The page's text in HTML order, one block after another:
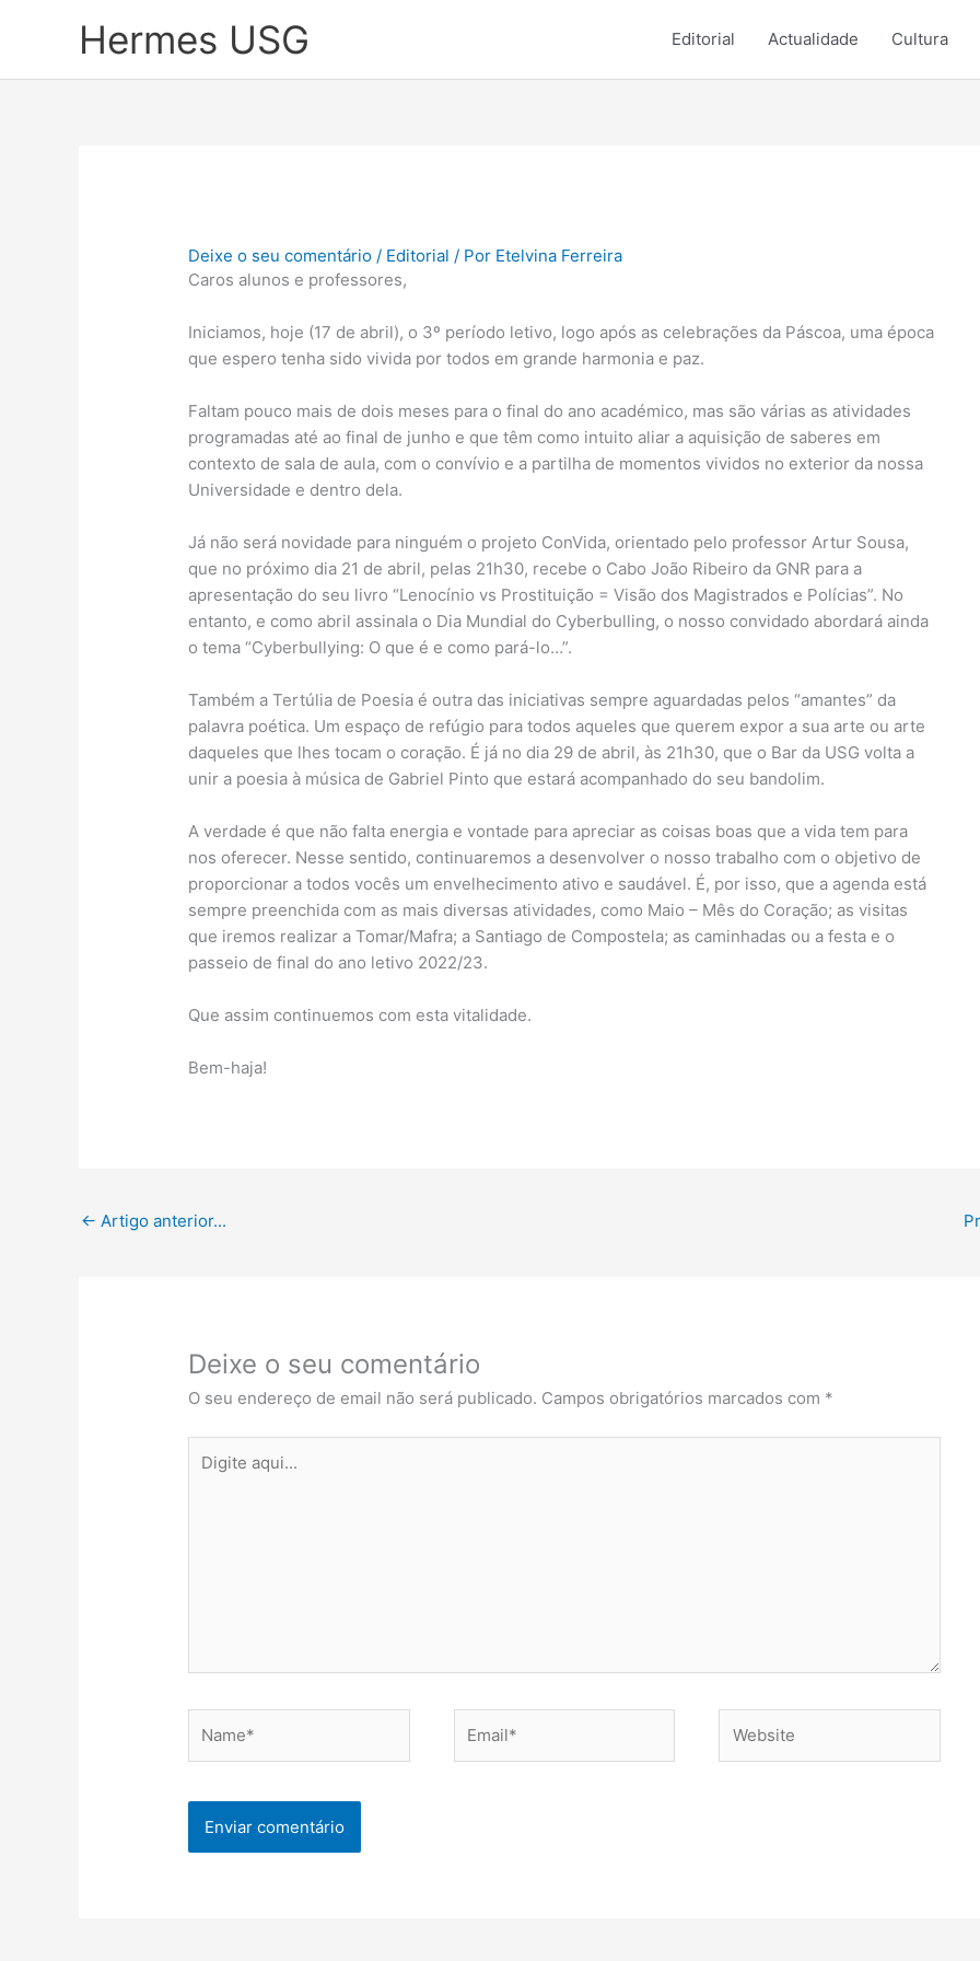
Hermes USG Editorial Actualidade Cultura
Deixe o seu comentário / Editorial / Por Etelvina Ferreira
Caros alunos e professores,
Iniciamos, hoje (17 de abril), o 3º período letivo, logo após as celebrações da Páscoa, uma época
que espero tenha sido vivida por todos em grande harmonia e paz.
Faltam pouco mais de dois meses para o final do ano académico, mas são várias as atividades
programadas até ao final de junho e que têm como intuito aliar a aquisição de saberes em
contexto de sala de aula, com o convívio e a partilha de momentos vividos no exterior da nossa
Universidade e dentro dela.
Já não será novidade para ninguém o projeto ConVida, orientado pelo professor Artur Sousa,
que no próximo dia 21 de abril, pelas 21h30, recebe o Cabo João Ribeiro da GNR para a
apresentação do seu livro “Lenocínio vs Prostituição = Visão dos Magistrados e Polícias”. No
entanto, e como abril assinala o Dia Mundial do Cyberbulling, o nosso convidado abordará ainda
o tema “Cyberbullying: O que é e como pará-lo…”.
Também a Tertúlia de Poesia é outra das iniciativas sempre aguardadas pelos “amantes” da
palavra poética. Um espaço de refúgio para todos aqueles que querem expor a sua arte ou arte
daqueles que lhes tocam o coração. É já no dia 29 de abril, às 21h30, que o Bar da USG volta a
unir a poesia à música de Gabriel Pinto que estará acompanhado do seu bandolim.
A verdade é que não falta energia e vontade para apreciar as coisas boas que a vida tem para
nos oferecer. Nesse sentido, continuaremos a desenvolver o nosso trabalho com o objetivo de
proporcionar a todos vocês um envelhecimento ativo e saudável. É, por isso, que a agenda está
sempre preenchida com as mais diversas atividades, como Maio – Mês do Coração; as visitas
que iremos realizar a Tomar/Mafra; a Santiago de Compostela; as caminhadas ou a festa e o
passeio de final do ano letivo 2022/23.
Que assim continuemos com esta vitalidade.
Bem-haja!
← Artigo anterior...
Deixe o seu comentário
O seu endereço de email não será publicado. Campos obrigatórios marcados com *
aqui...